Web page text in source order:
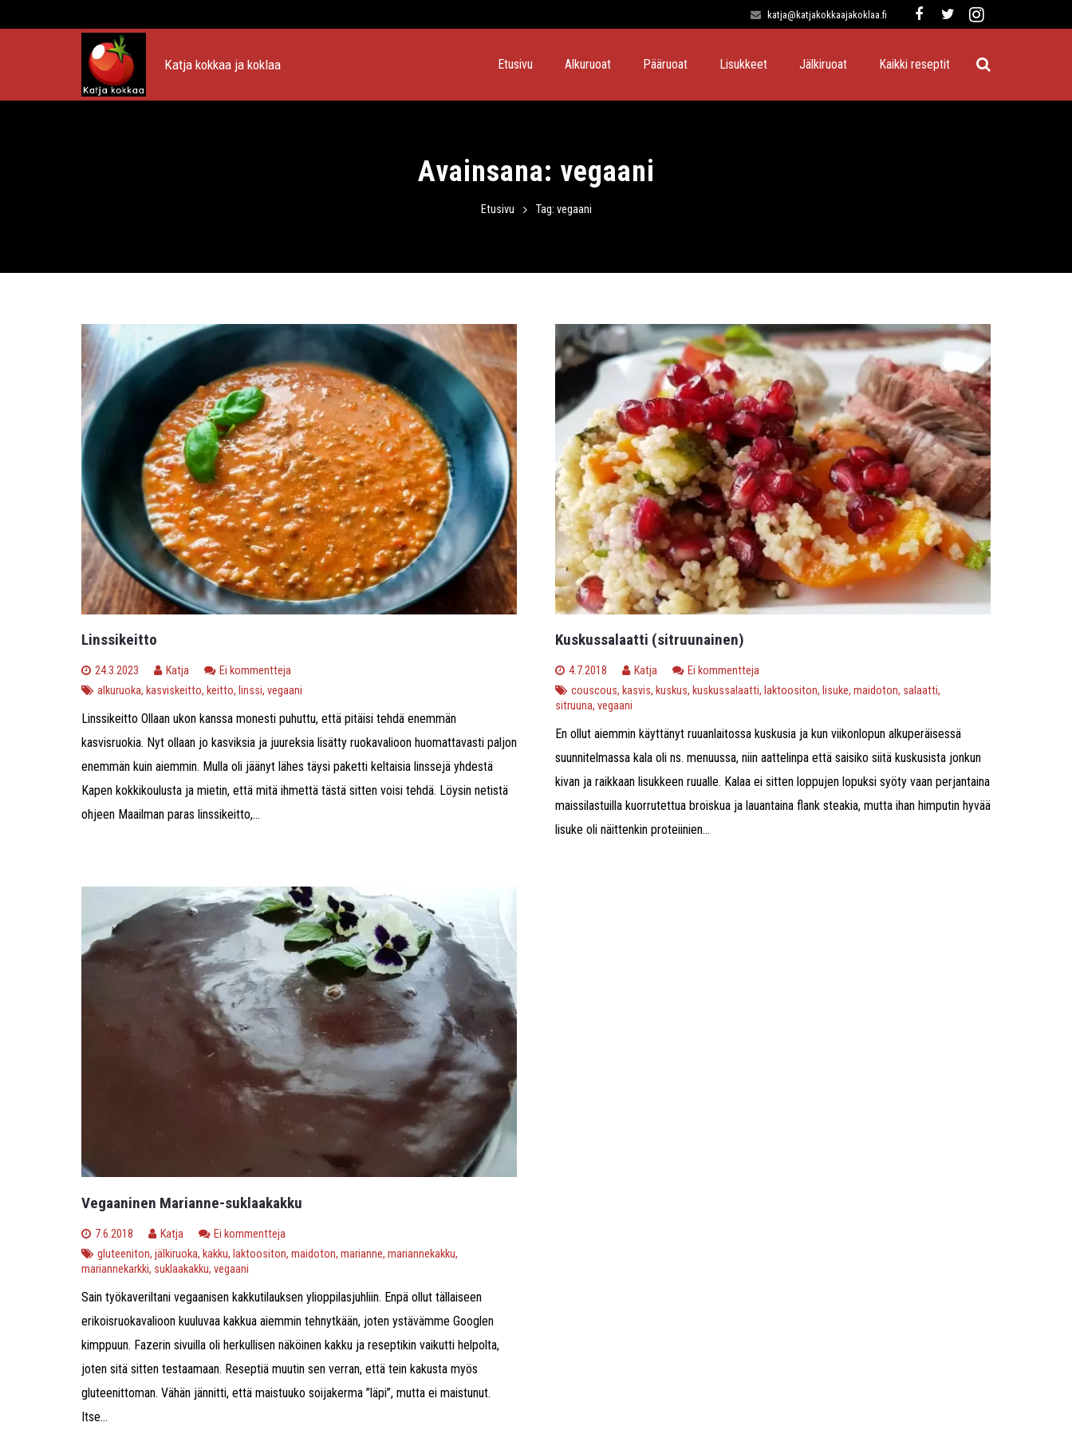
katja@katjakokkaajakoklaa.fi
Katja kokkaa ja koklaa Etusivu Alkuruoat Pääruoat Lisukkeet Jälkiruoat Kaikki reseptit
Avainsana: vegaani
Etusivu Tag: vegaani
Linssikeitto
24.3.2023 Katja
Ei kommentteja
alkuruoka, kasviskeitto, keitto, linssi, vegaani
Linssikeitto Ollaan ukon kanssa monesti puhuttu, että pitäisi tehdä enemmän
kasvisruokia. Nyt ollaan jo kasviksia ja juureksia lisätty ruokavalioon huomattavasti paljon
enemmän kuin aiemmin. Mulla oli jäänyt lähes täysi paketti keltaisia linssejä yhdestä
Kapen kokkikoulusta ja mietin, että mitä ihmettä tästä sitten voisi tehdä. Löysin netistä
ohjeen Maailman paras linssikeitto,...
Kuskussalaatti (sitruunainen)
4.7.2018 Katja
Ei kommentteja
couscous, kasvis, kuskus, kuskussalaatti, laktoositon, lisuke, maidoton, salaatti,
sitruuna, vegaani
En ollut aiemmin käyttänyt ruuanlaitossa kuskusia ja kun viikonlopun alkuperäisessä
suunnitelmassa kala oli ns. menuussa, niin aattelinpa että saisiko siitä kuskusista jonkun
kivan ja raikkaan lisukkeen ruualle. Kalaa ei sitten loppujen lopuksi syöty vaan perjantaina
maissilastuilla kuorrutettua broiskua ja lauantaina flank steakia, mutta ihan himputin hyvää
lisuke oli näittenkin proteiinien...
Vegaaninen Marianne-suklaakakku
7.6.2018 Katja
Ei kommentteja
gluteeniton, jälkiruoka, kakku, laktoositon, maidoton, marianne, mariannekakku,
mariannekarkki, suklaakakku, vegaani
Sain työkaveriltani vegaanisen kakkutilauksen ylioppilasjuhliin. Enpä ollut tällaiseen
erikoisruokavalioon kuuluvaa kakkua aiemmin tehnytkään, joten ystävämme Googlen
kimppuun. Fazerin sivuilla oli herkullisen näköinen kakku ja reseptikin vaikutti helpolta,
joten sitä sitten testaamaan. Reseptiä muutin sen verran, että tein kakusta myös
gluteenittoman. Vähän jännitti, että maistuuko soijakerma ”läpi”, mutta ei maistunut.
Itse...